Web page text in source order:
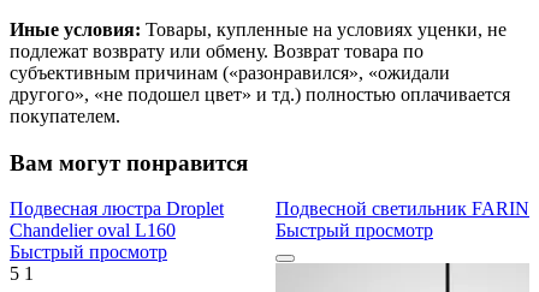
Иные условия: Товары, купленные на условиях уценки, не
подлежат возврату или обмену. Возврат товара по
субъективным причинам («разонравился», «ожидали
другого», «не подошел цвет» и тд.) полностью оплачивается
покупателем.
Вам могут понравится
Подвесная люстра Droplet
Chandelier oval L160
Быстрый просмотр
5 1
Подвесной светильник FARIN
Быстрый просмотр